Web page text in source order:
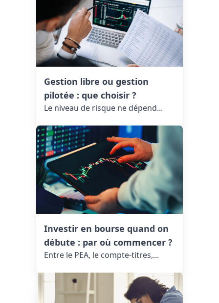
Gestion libre ou gestion
pilotée : que choisir ?
Le niveau de risque ne dépend...
Investir en bourse quand on
débute : par où commencer ?
Entre le PEA, le compte-titres,...